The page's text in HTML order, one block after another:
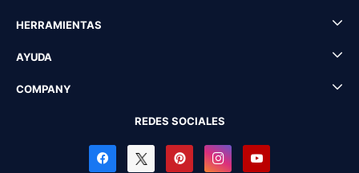
HERRAMIENTAS
AYUDA
COMPANY
REDES SOCIALES